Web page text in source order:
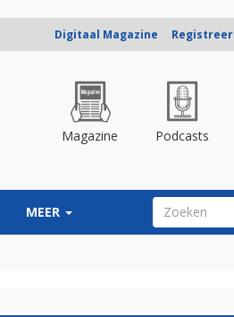
Digitaal Magazine Registreer
Magazine Podcasts
MEER ZOEKVELD